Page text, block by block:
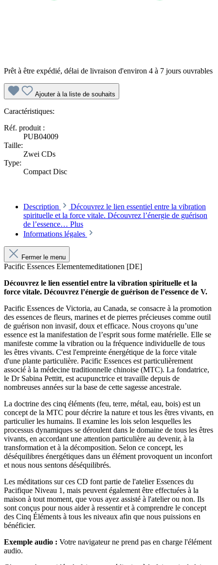
Prêt à être expédié, délai de livraison d'environ 4 à 7 jours ouvrables
Ajouter à la liste de souhaits
Caractéristiques:
Réf. produit :
PUB04009
Taille:
Zwei CDs
Type:
Compact Disc
Description
Découvrez le lien essentiel entre la vibration
spirituelle et la force vitale. Découvrez l’énergie de guérison
de l’essence… Plus
Informations légales
Fermer le menu
Pacific Essences Elementemeditationen [DE]
Découvrez le lien essentiel entre la vibration spirituelle et la
force vitale. Découvrez l’énergie de guérison de l’essence de V.
Pacific Essences de Victoria, au Canada, se consacre à la promotion
des essences de fleurs, marines et de pierres précieuses comme outil
de guérison non invasif, doux et efficace. Nous croyons qu’une
essence est la manifestation de l’esprit sous forme matérielle. Elle se
manifeste comme la vibration ou la fréquence individuelle de tous
les êtres vivants. C'est l'empreinte énergétique de la force vitale
d'une plante particulière. Pacific Essences est particulièrement
associé à la médecine traditionnelle chinoise (MTC). La fondatrice,
le Dr Sabina Pettitt, est acupunctrice et travaille depuis de
nombreuses années sur la base de cette sagesse ancestrale.
La doctrine des cinq éléments (feu, terre, métal, eau, bois) est un
concept de la MTC pour décrire la nature et tous les êtres vivants, en
particulier les humains. Il examine les lois selon lesquelles les
processus dynamiques se déroulent dans le domaine de tous les êtres
vivants, en accordant une attention particulière au devenir, à la
transformation et à la décomposition. Selon ce concept, les
déséquilibres énergétiques dans un élément provoquent un inconfort
et nous nous sentons déséquilibrés.
Les méditations sur ces CD font partie de l'atelier Essences du
Pacifique Niveau 1, mais peuvent également être effectuées à la
maison à tout moment, que vous ayez assisté à l'atelier ou non. Ils
sont conçus pour nous aider à ressentir et à comprendre le concept
des Cinq Éléments à tous les niveaux afin que nous puissions en
bénéficier.
Exemple audio : Votre navigateur ne prend pas en charge l'élément
audio.